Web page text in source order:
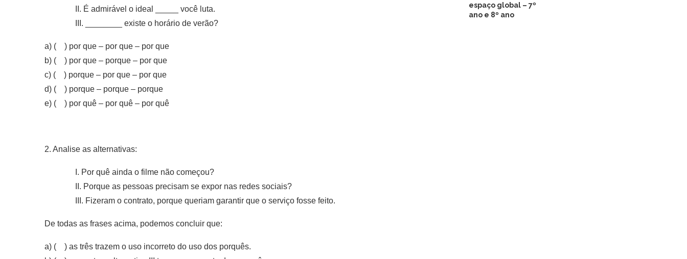
II. É admirável o ideal _____ você luta.
III. ________ existe o horário de verão?
a) ( ) por que – por que – por que
b) ( ) por que – porque – por que
c) ( ) porque – por que – por que
d) ( ) porque – porque – porque
e) ( ) por quê – por quê – por quê
2. Analise as alternativas:
I. Por quê ainda o filme não começou?
II. Porque as pessoas precisam se expor nas redes sociais?
III. Fizeram o contrato, porque queriam garantir que o serviço fosse feito.
De todas as frases acima, podemos concluir que:
a) ( ) as três trazem o uso incorreto do uso dos porquês.
espaço global – 7º
ano e 8º ano